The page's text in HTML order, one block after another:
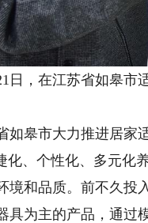
，在江苏省如皋市
皋市大力推进居家适
化、个性化、多元化
境和品质。前不久投
具为主的产品，通过